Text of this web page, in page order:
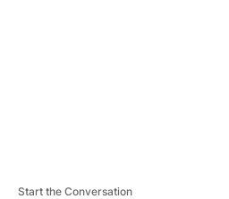
Start the Conversation